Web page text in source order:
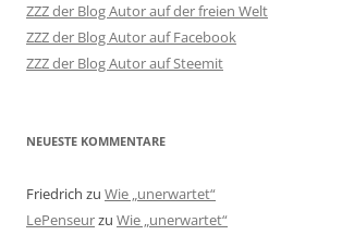
ZZZ der Blog Autor auf der freien Welt
ZZZ der Blog Autor auf Facebook
ZZZ der Blog Autor auf Steemit
NEUESTE KOMMENTARE
Friedrich zu Wie „unerwartet“
LePenseurzu Wie „unerwartet“